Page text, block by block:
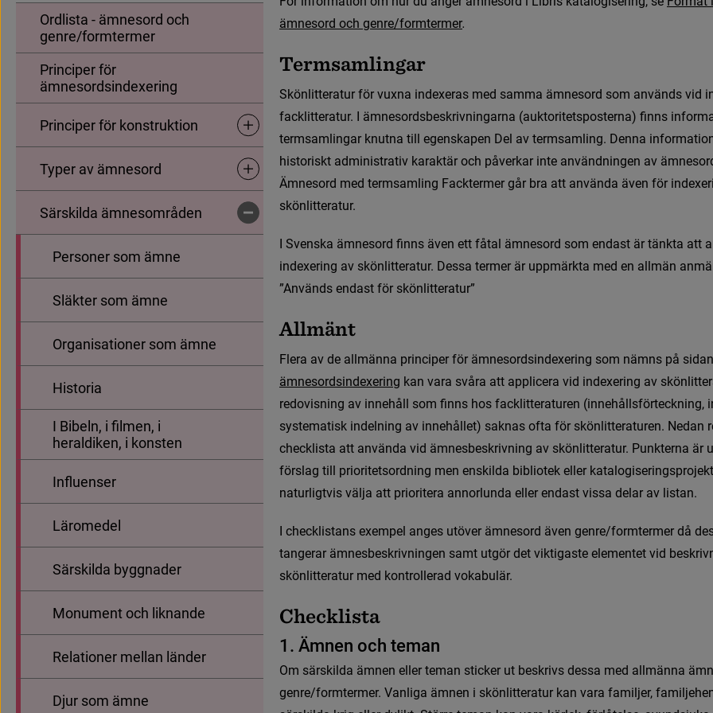
Ordlista - ämnesord och
genre/formtermer
Principer för
ämnesordsindexering
Principer för konstruktion Undersidor för Principer för konstruktion
Typer av ämnesord Undersidor för Typer av ämnesord
Särskilda ämnesområden Undersidor för Särskilda ämnesområden
Personer som ämne
Släkter som ämne
Organisationer som ämne
Historia
I Bibeln, i filmen, i
heraldiken, i konsten
Influenser
Läromedel
Särskilda byggnader
Monument och liknande
Relationer mellan länder
Djur som ämne
ämnesord och genre/formtermer.
Termsamlingar
Skönlitteratur för vuxna indexeras med samma ämnesord som används vid i
facklitteratur. I ämnesordsbeskrivningarna (auktoritetsposterna) fnns inform
termsamlingar knutna till egenskapen Del av termsamling. Denna informatio
historiskt administrativ karaktär och påverkar inte användningen av ämnesor
Ämnesord med termsamling Facktermer går bra att använda även för indexeri
skönlitteratur.
I Svenska ämnesord fnns även ett fåtal ämnesord som endast är tänkta att a
indexering av skönlitteratur. Dessa termer är uppmärkta med en allmän anmä
”Används endast för skönlitteratur”
Allmänt
Flera av de allmänna principer för ämnesordsindexering som nämns på sidan
ämnesordsindexering kan vara svåra att applicera vid indexering av
redovisning av innehåll som finns hos facklitteraturen (innehållsförteckning,
systematisk indelning av innehållet) saknas ofta för skönlitteraturen. Nedan
checklista att använda vid ämnes­beskrivning av skönlitteratur. Punkterna är
förslag till prioritets­ordning men enskilda bibliotek eller
naturligtvis välja att prioritera annorlunda eller endast vissa delar av listan.
I checklistans exempel anges utöver ämnesord även genre/formtermer då de
tangerar ämnesbeskrivningen samt utgör det viktigaste elementet vid beskriv
skönlitteratur med kontrollerad vokabulär.
Checklista
1 . Ämnen oc h teman
Om särskilda ämnen eller teman sticker ut beskrivs dessa med allmänna ämn
genre/formtermer. Vanliga ämnen i skönlitteratur kan vara familjer, familjehe